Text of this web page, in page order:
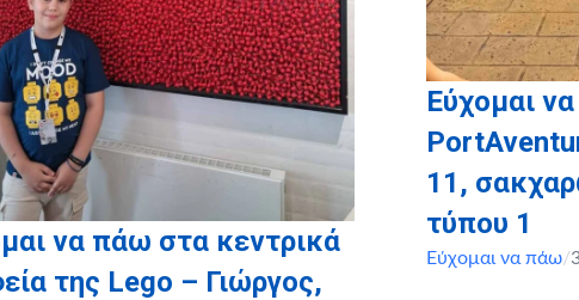
να πάω στα κεντρικά
της Lego – Γιώργος,
Εύχομαι
11,
τύπου 1
Εύχομαι να πάω/